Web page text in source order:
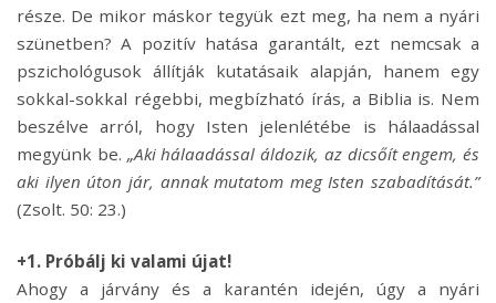
része. De mikor máskor tegyük ezt meg, ha nem a nyári
szünetben? A pozitív hatása garantált, ezt nemcsak a
pszichológusok állítják kutatásaik alapján, hanem egy
sokkal-sokkal régebbi, megbízható írás, a Biblia is. Nem
beszélve arról, hogy Isten jelenlétébe is hálaadással
megyünk be. „Aki hálaadással áldozik, az dicsőít engem, és
aki ilyen úton jár, annak mutatom meg Isten szabadítását.”
(Zsolt. 50: 23.)
+1. Próbálj ki valami újat!
Ahogy a járvány és a karantén idején, úgy a nyári